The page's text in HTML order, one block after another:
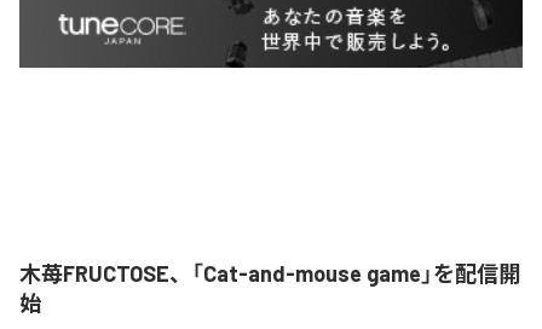
木苺FRUCTOSE、「Cat-and-mouse game」を配信開
始